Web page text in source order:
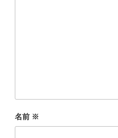
名前 ※